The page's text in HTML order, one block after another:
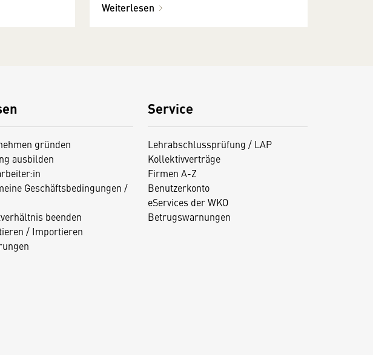
Weiterlesen
gründen
ausbilden
Geschäftsbedingungen /
beenden
/ Importieren
Service
Lehrabschlussprüfung / LAP
Kollektivverträge
Firmen A-Z
Benutzerkonto
eServices der WKO
Betrugswarnungen